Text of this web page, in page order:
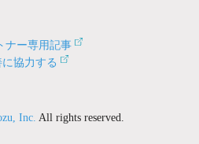
ナー専用記事
協力する
Inc. All rights reserved.